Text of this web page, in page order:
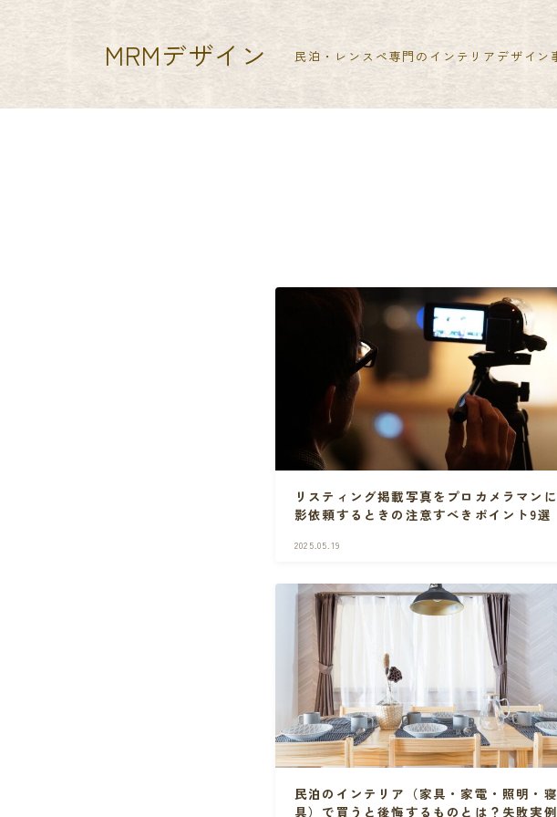
MRMデザイン 民泊・レンスペ専門のインテリアデザイン
リスティング掲載写真をプロカメラマン
影依頼するときの注意すべきポイント9選
2025.05.19
民泊のインテリア（家具・家電・照明・寝
具）で買うと後悔するものとは？失敗実